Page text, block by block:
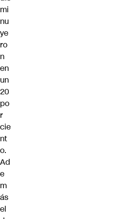
mi
nu
ye
ro
n
en
un
20
po
r
cie
nt
o.
Ad
e
m
ás
el